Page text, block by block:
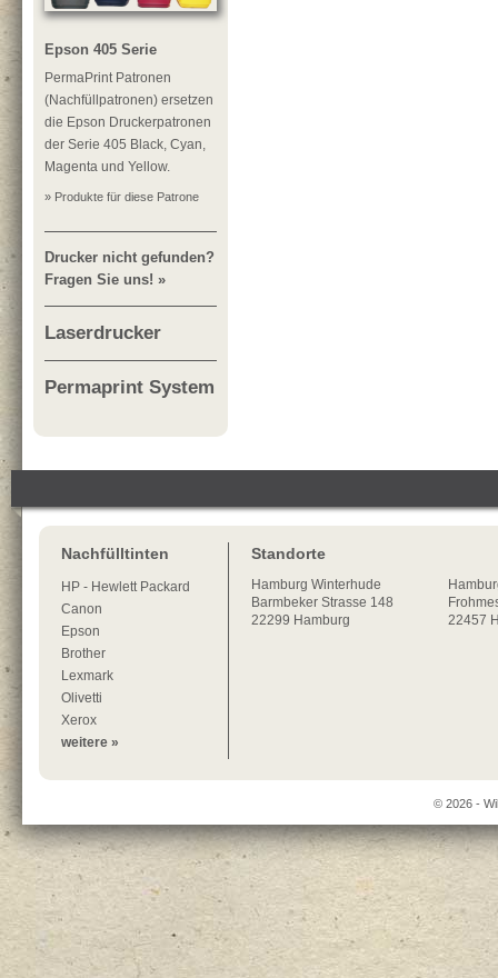
Epson 405 Serie
PermaPrint Patronen
(Nachfüllpatronen) ersetzen
die Epson Druckerpatronen
der Serie 405 Black, Cyan,
Magenta und Yellow.
» Produkte für diese Patrone
Drucker nicht gefunden?
Fragen Sie uns! »
Laserdrucker
Permaprint System
Nachfülltinten
HP - Hewlett Packard
Canon
Epson
Brother
Lexmark
Olivetti
Xerox
weitere »
Standorte
Hamburg Winterhude
Barmbeker Strasse 148
22299 Hamburg
22457
© 2026 -